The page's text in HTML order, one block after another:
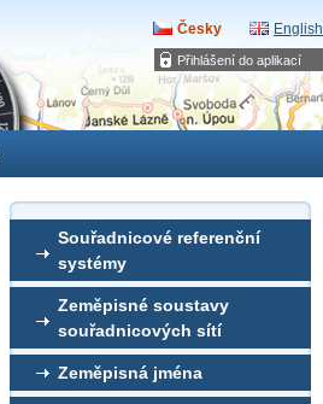
Přihlášení do aplikací
Česky English
Souřadnicové referenční
systémy
Zeměpisné soustavy
souřadnicových sítí
Zeměpisná jména